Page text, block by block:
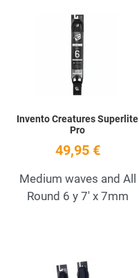
Invento Creatures Superlite
Pro
49,95 €
Medium waves and All
Round 6 y 7' x 7mm